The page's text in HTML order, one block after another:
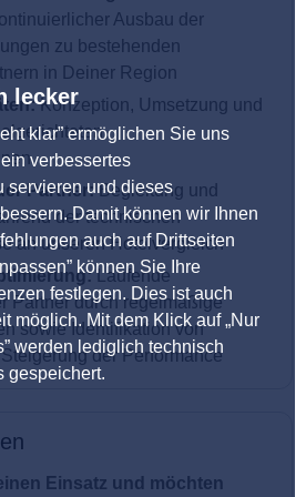
lecker
klar” ermöglichen Sie uns
verbessertes
servieren und dieses
Damit können wir Ihnen
auch auf Drittseiten
können Sie Ihre
festlegen. Dies ist auch
möglich. Mit dem Klick auf „Nur
werden lediglich technisch
gespeichert.
Ausbau der
zu bestehenden
in Deiner Region
Konzeption, Umsetzung und
Partner:Begleitung und
der technischen
an unseren Hotelvergleich
Laufende
Partner durch regelmäßige
sowie Identifikation von
der Performance
Einsatz und möchten